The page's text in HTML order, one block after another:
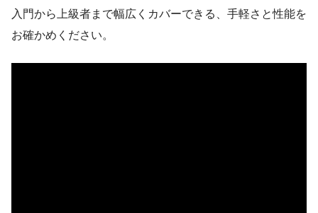
入門から上級者まで幅広くカバーできる、手軽さと性能を
お確かめください。